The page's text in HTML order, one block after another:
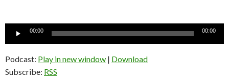
Ljudspelare
00:00 00:00
Podcast: Play in new window | Download
Subscribe: RSS